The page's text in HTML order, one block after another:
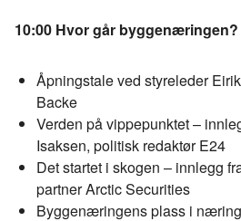
10:00 Hvor går byggenæringen?
Åpningstale ved styreleder
Backe
Verden på vippepunktet –
Isaksen, politisk redaktør E24
Det startet i skogen – innlegg
partner Arctic Securities
Byggenæringens plass i